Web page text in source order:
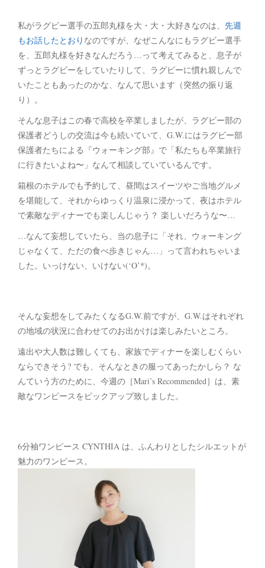
私がラグビー選手の五郎丸様を大・大・大好きなのは、 先週
もお話したとおり なのですが、なぜこんなにもラグビー選手
を、五郎丸様を好きなんだろう…って考えてみると、息子が
ずっとラグビーをしていたりして、ラグビーに慣れ親しんで
いたこともあったのかな、なんて思います（突然の振り返
り）。
そんな息子はこの春で高校を卒業しましたが、ラグビー部の
保護者どうしの交流は今も続いていて、G.W.にはラグビー部
保護者たちによる『ウォーキング部』で「私たちも卒業旅行
に行きたいよね〜」なんて相談していているんです。
箱根のホテルでも予約して、昼間はスイーツやご当地グルメ
を堪能して、それからゆっくり温泉に浸かって、夜はホテル
で素敵なディナーでも楽しんじゃう？ 楽しいだろうな〜…
…なんて妄想していたら、当の息子に「それ、ウォーキング
じゃなくて、ただの食べ歩きじゃん…」って言われちゃいま
した。いっけない、いけない(‘O’*)。
そんな妄想をしてみたくなるG.W.前ですが、G.W.はそれぞれ
の地域の状況に合わせてのお出かけは楽しみたいところ。
遠出や大人数は難しくても、家族でディナーを楽しむくらい
ならできそう? でも、そんなときの服ってあったかしら？ な
んていう方のために、今週の［Mari’s Recommended］は、素
敵なワンピースをピックアップ致しました。
6分袖ワンピース CYNTHIA は、ふんわりとしたシルエットが
魅力のワンピース。